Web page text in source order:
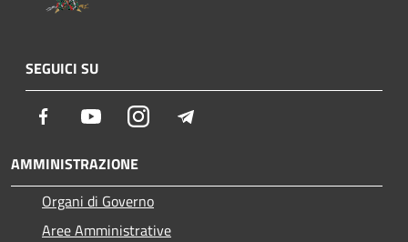
SEGUICI SU
Facebook YoutubeInstagram
AMMINISTRAZIONE
Organi di Governo
Aree Amministrative